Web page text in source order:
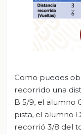
Como puedes
recorrido una
B 5/9, el alumno
pista, el alumno
recorrió 3/8 del